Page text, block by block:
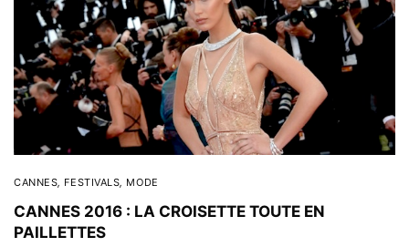
CANNES, FESTIVALS, MODE
CANNES 2016 : LA CROISETTE TOUTE EN
PAILLETTES